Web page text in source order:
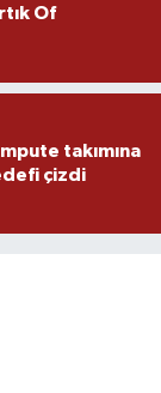
Of
takımına
çizdi